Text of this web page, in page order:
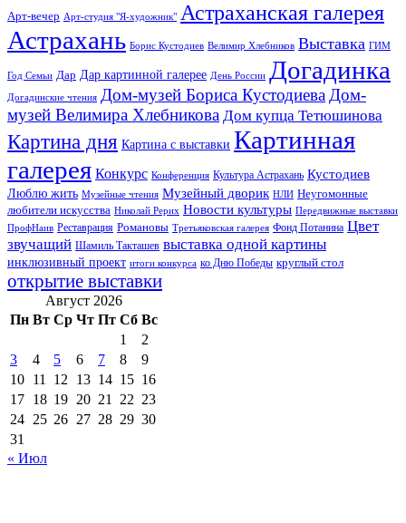
Арт-вечер Арт-студия "Я-художник" Астраханская галерея
Астрахань Борис Кустодиев Велимир Хлебников Выставка ГИМ
Год Семьи Дар Дар картинной галерее День России Догадинка
Догадинские чтения Дом-музей Бориса Кустодиева Дом-
музей Велимира Хлебникова Дом купца Тетюшинова
Картина дня Картина с выставки Картинная
галерея Конкурс Конференция Культура Астрахань Кустодиев
Люблю жить Музейные чтения Музейный дворик НЛИ Неугомонные
любители искусства Николай Рерих Новости культуры Передвижные выставки
ПрофНаив Реставрация Романовы Третьяковская галерея Фонд Потанина Цвет
звучащий Шамиль Такташев выставка одной картины
инклюзивный проект итоги конкурса ко Дню Победы круглый стол
открытие выставки
Август 2026
Пн Вт Ср Чт Пт Сб Вс
1
2
3
4 5 6 7 8
9
10 11 12 13 14 15 16
17 18 19 20 21 22 23
24 25 26 27 28 29 30
31
« Июл